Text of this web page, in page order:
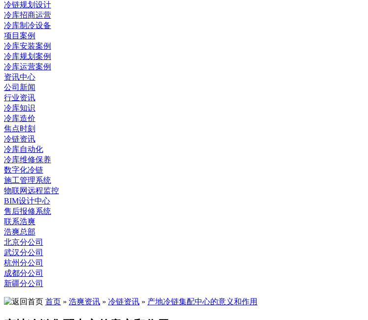
冷链规划设计
冷库招商运营
冷库制冷设备
项目案例
冷库安装案例
冷库规划案例
冷库运营案例
资讯中心
公司新闻
行业资讯
冷库知识
冷库造价
焦点时刻
冷链资讯
冷库自动化
冷库维修保养
数字化冷链
施工管理系统
物联网远程监控
BIM设计中心
售后报修系统
联系浩爽
浩爽总部
北京分公司
武汉分公司
杭州分公司
成都分公司
新疆分公司
首页 » 浩爽资讯 » 冷链资讯 » 产地冷链集配中心的意义和作用